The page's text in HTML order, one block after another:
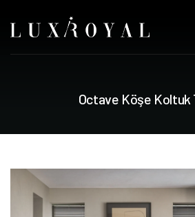
Octave Köşe Koltuk